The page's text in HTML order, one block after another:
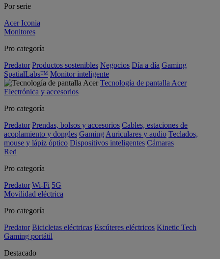
Por serie
Acer Iconia
Monitores
Pro categoría
Predator Productos sostenibles Negocios Día a día Gaming
SpatialLabs™ Monitor inteligente
Tecnología de pantalla Acer
Electrónica y accesorios
Pro categoría
Predator Prendas, bolsos y accesorios Cables, estaciones de
acoplamiento y dongles Gaming Auriculares y audio Teclados,
mouse y lápiz óptico Dispositivos inteligentes Cámaras
Red
Pro categoría
Predator Wi-Fi 5G
Movilidad eléctrica
Pro categoría
Predator Bicicletas eléctricas Escúteres eléctricos Kinetic Tech
Gaming portátil
Destacado